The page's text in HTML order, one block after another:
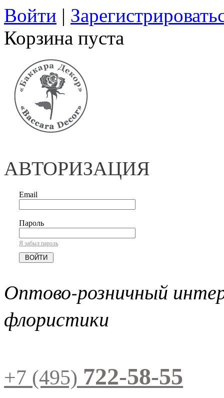
Войти |
Корзина пуста
АВТОРИЗАЦИЯ
Email
Пароль
Я забыл пароль
Оптово-розничный
флористики
+7 (495) 722-58-55